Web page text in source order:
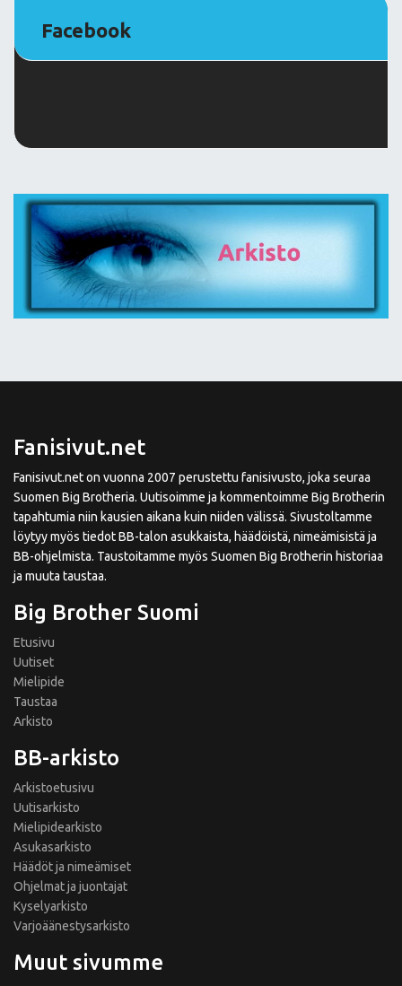
Facebook
Fanisivut.net
Fanisivut.net on vuonna 2007 perustettu fanisivusto, joka seuraa
Suomen Big Brotheria. Uutisoimme ja kommentoimme Big Brotherin
tapahtumia niin kausien aikana kuin niiden välissä. Sivustoltamme
löytyy myös tiedot BB-talon asukkaista, häädöistä, nimeämisistä ja
BB-ohjelmista. Taustoitamme myös Suomen Big Brotherin historiaa
ja muuta taustaa.
Big Brother Suomi
Etusivu
Uutiset
Mielipide
Taustaa
Arkisto
BB-arkisto
Arkistoetusivu
Uutisarkisto
Mielipidearkisto
Asukasarkisto
Häädöt ja nimeämiset
Ohjelmat ja juontajat
Kyselyarkisto
Varjoäänestysarkisto
Muut sivumme